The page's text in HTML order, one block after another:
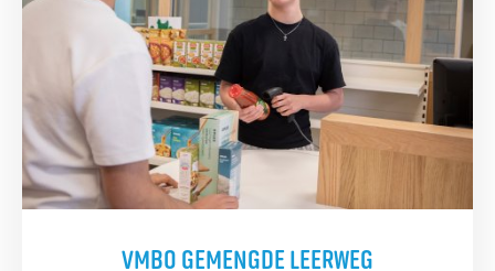
VMBO GEMENGDE LEERWEG